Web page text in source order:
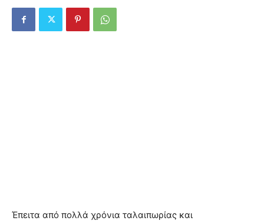
Έπειτα από πολλά χρόνια ταλαιπωρίας και